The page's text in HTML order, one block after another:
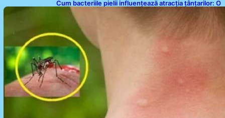
Cum bacteriile pielii influențează atracția țânțarilor: O
nouă viziune asupra alegerii victimelor